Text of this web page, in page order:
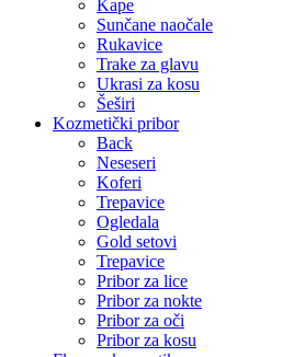
Kape
Sunčane naočale
Rukavice
Trake za glavu
Ukrasi za kosu
Šeširi
Kozmetički pribor
Back
Neseseri
Koferi
Trepavice
Ogledala
Gold setovi
Trepavice
Pribor za lice
Pribor za nokte
Pribor za oči
Pribor za kosu